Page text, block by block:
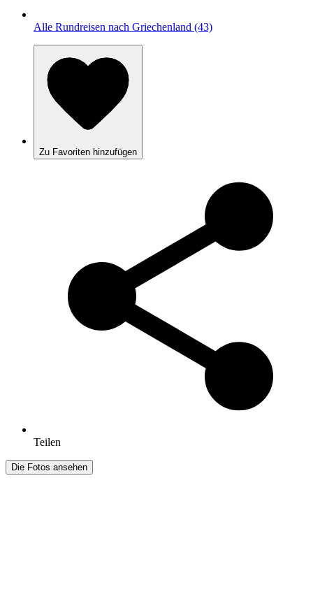
Alle Rundreisen nach Griechenland (43)
Zu Favoriten hinzufügen
Teilen
Die Fotos ansehen